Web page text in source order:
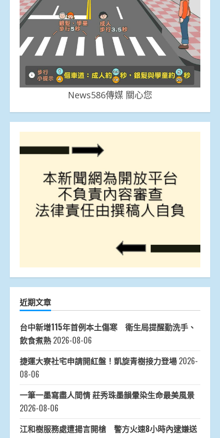
News586傳媒 關心您
近期文章
台中新增115年首例本土傷寒 衛生局提醒勤洗手、
飲食煮熟 2026-08-06
捷運大寮社宅申請開紅盤！凱旋青樹接力登場 2026-
08-06
一筆一墨寫盡人間情 莊秀珠墨韻暈染生命最美風景
2026-08-06
江和樹服務處遭揚言開槍 警方火速8小時內逮嫌送